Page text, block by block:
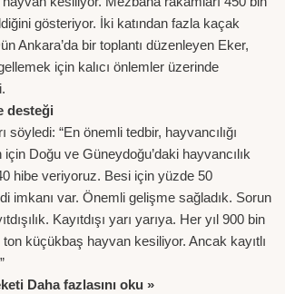
gösteriyor. İki katından fazla kaçak
Ankara’da bir toplantı düzenleyen Eker,
için kalıcı önlemler üzerinde
desteği
söyledi: “En önemli tedbir, hayvancılığı
Doğu ve Güneydoğu’daki hayvancılık
hibe veriyoruz. Besi için yüzde 50
imkanı var. Önemli gelişme sağladık. Sorun
Kayıtdışı yarı yarıya. Her yıl 900 bin
küçükbaş hayvan kesiliyor. Ancak kayıtlı
Daha fazlasını oku »